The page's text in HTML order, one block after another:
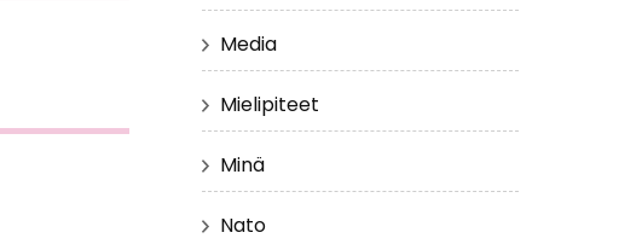
Media
Mielipiteet
Minä
Nato